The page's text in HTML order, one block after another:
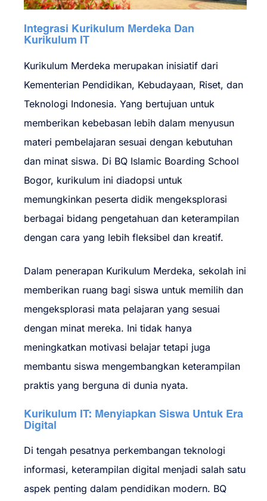
Integrasi Kurikulum Merdeka Dan
Kurikulum IT
Kurikulum Merdeka merupakan inisiatif dari
Kementerian Pendidikan, Kebudayaan, Riset, dan
Teknologi Indonesia. Yang bertujuan untuk
memberikan kebebasan lebih dalam menyusun
materi pembelajaran sesuai dengan kebutuhan
dan minat siswa. Di BQ Islamic Boarding School
Bogor, kurikulum ini diadopsi untuk
memungkinkan peserta didik mengeksplorasi
berbagai bidang pengetahuan dan keterampilan
dengan cara yang lebih fleksibel dan kreatif.
Dalam penerapan Kurikulum Merdeka, sekolah ini
memberikan ruang bagi siswa untuk memilih dan
mengeksplorasi mata pelajaran yang sesuai
dengan minat mereka. Ini tidak hanya
meningkatkan motivasi belajar tetapi juga
membantu siswa mengembangkan keterampilan
praktis yang berguna di dunia nyata.
Kurikulum IT: Menyiapkan Siswa Untuk Era
Digital
Di tengah pesatnya perkembangan teknologi
informasi, keterampilan digital menjadi salah satu
aspek penting dalam pendidikan modern. BQ